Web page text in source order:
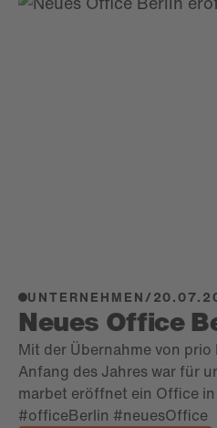
UNTERNEHMEN/
Neues Office
Mit der Übernahme von
Anfang des Jahres war für
marbet eröffnet ein Office
#officeBerlin #neuesOffice